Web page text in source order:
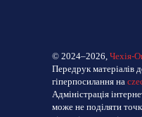
© 2024–2026,Чехія-
Передрук матеріалів
гіперпосилання на
Адміністрація
може не поділяти